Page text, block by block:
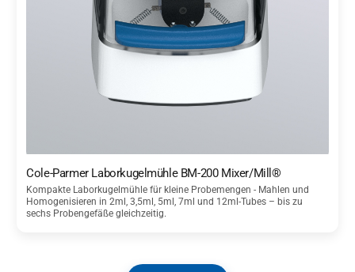
Cole-Parmer Laborkugelmühle BM-200 Mixer/Mill®
Kompakte Laborkugelmühle für kleine Probemengen - Mahlen und
Homogenisieren in 2ml, 3,5ml, 5ml, 7ml und 12ml-Tubes – bis zu
sechs Probengefäße gleichzeitig.